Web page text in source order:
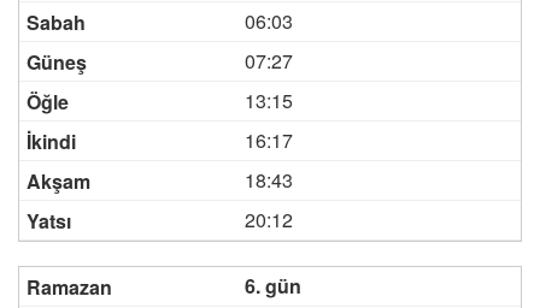
06:03
07:27
13:15
16:17
18:43
20:12
6. gün